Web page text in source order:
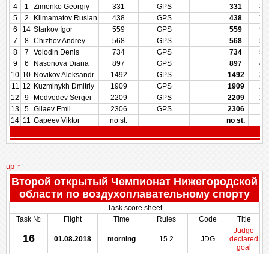
4
1 Zimenko Georgiy 331 GPS 331
5
2 Kilmamatov Ruslan 438 GPS 438
6
14 Starkov Igor 559 GPS 559
7
8 Chizhov Andrey 568 GPS 568
8
7 Volodin Denis 734 GPS 734
9
6 Nasonova Diana 897 GPS 897
10 10 Novikov Aleksandr 1492 GPS 1492
11 12 Kuzminykh Dmitriy 1909 GPS 1909
12
9 Medvedev Sergei 2209 GPS 2209
13
5 Gilaev Emil 2306 GPS 2306
14 11 Gapeev Viktor no st. no st.
up ↑
Второй открытый Чемпионат Нижегородской
области по воздухоплавательному спорту
Task score sheet
Task №
Flight Time Rules Code Title
16 01.08.2018 morning 15.2 JDG
Judge
declared
goal